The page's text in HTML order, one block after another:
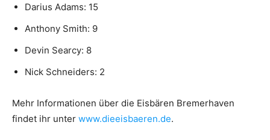
Darius Adams: 15
Anthony Smith: 9
Devin Searcy: 8
Nick Schneiders: 2
Mehr Informationen über die Eisbären Bremerhaven
findet ihr unter www.dieeisbaeren.de.